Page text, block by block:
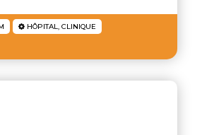
HÔPITAL, CLINIQUE